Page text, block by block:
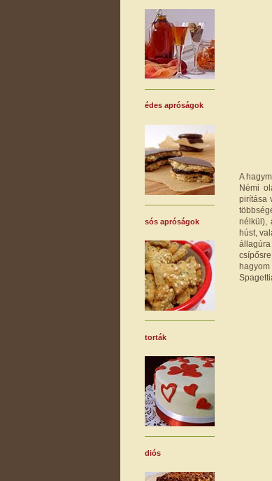
A
Némi
pirítása
nélkül),
húst,
állagúra
hagyom
édes apróságok
sós apróságok
torták
diós